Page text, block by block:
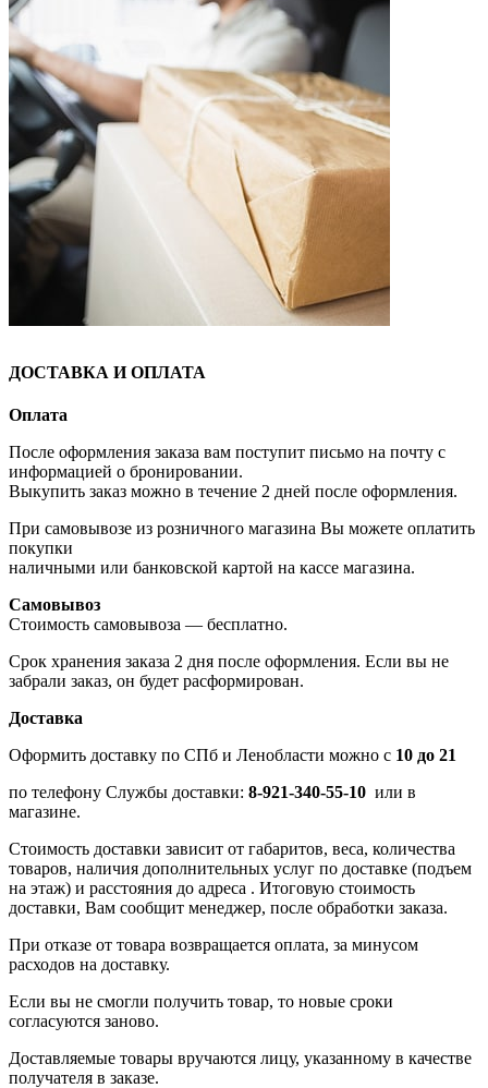
ДОСТАВКА И ОПЛАТА
Оплата
После оформления заказа вам поступит письмо на почту с
информацией о бронировании.
Выкупить заказ можно в течение 2 дней после оформления.
При самовывозе из розничного магазина Вы можете оплатить
покупки
наличными или банковской картой на кассе магазина.
Самовывоз
Стоимость самовывоза — бесплатно.
Срок хранения заказа 2 дня после оформления. Если вы не
забрали заказ, он будет расформирован.
Доставка
Оформить доставку по СПб и Ленобласти можно с 10 до 21
по телефону Службы доставки: 8-921-340-55-10 или в
магазине.
Стоимость доставки зависит от габаритов, веса, количества
товаров, наличия дополнительных услуг по доставке (подъем
на этаж) и расстояния до адреса . Итоговую стоимость
доставки, Вам сообщит менеджер, после обработки заказа.
При отказе от товара возвращается оплата, за минусом
расходов на доставку.
Если вы не смогли получить товар, то новые сроки
согласуются заново.
Доставляемые товары вручаются лицу, указанному в качестве
получателя в заказе.